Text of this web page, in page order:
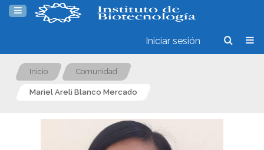
Iniciar sesión
Inicio Comunidad
Mariel Areli Blanco Mercado